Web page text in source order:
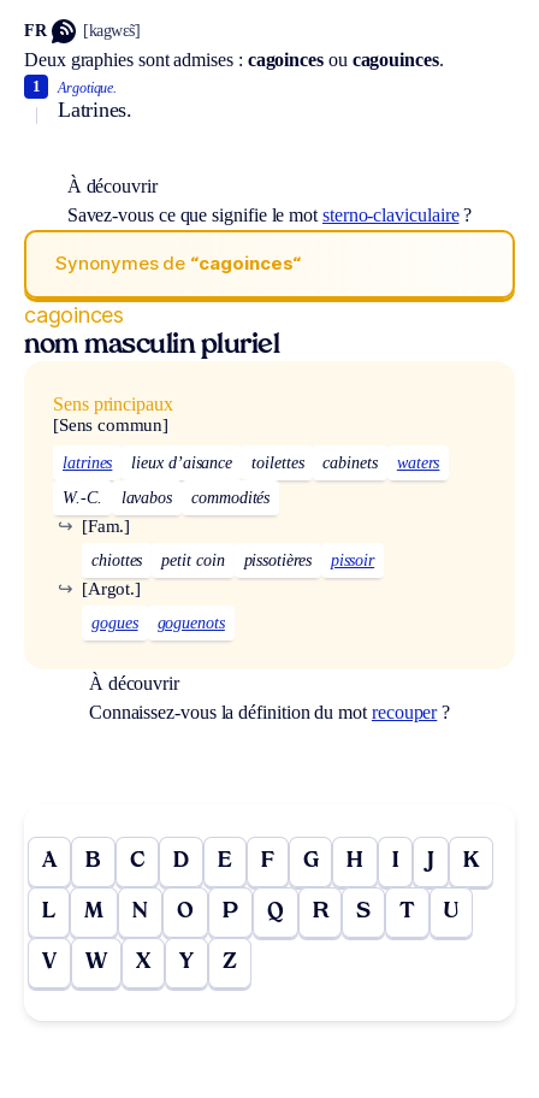
FR [kagwɛ̃s]
Deux graphies sont admises : cagoincesou cagouinces.
Argotique.
Latrines.
1
À découvrir
Savez-vous ce que signifie le mot sterno-claviculaire?
Synonymes de “cagoinces“
cagoinces
nom masculin pluriel
Sens principaux
[Sens commun]
latrines lieux d’aisance toilettes cabinets
waters
W.-C.
lavabos commodités
[Fam.]
↪
chiottes petit coin pissotières pissoir
[Argot.]
↪
gogues goguenots
À découvrir
Connaissez-vous la définition du mot recouper?
A B C D E F G H I J K
L M N O P Q R S T U
V W X Y Z